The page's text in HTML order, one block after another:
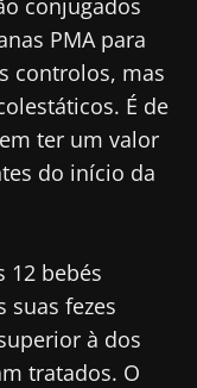
PMA para
controlos, mas
É de
ter um valor
do início da
12 bebés
suas fezes
à dos
tratados. O
bactéria
intestinal
que
aumenta a
força
muscular
Ler o